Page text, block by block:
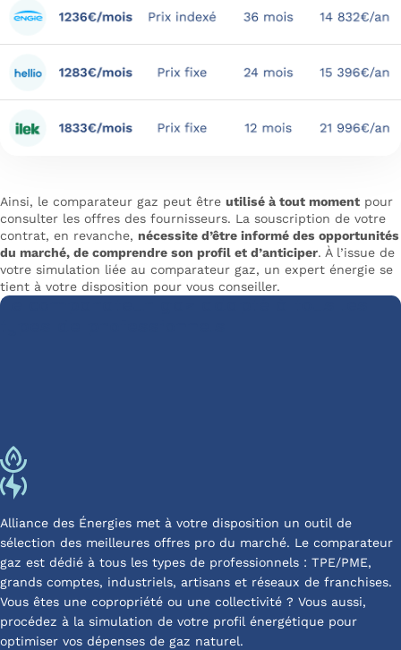
Ainsi, le comparateur gaz peut être utilisé à tout moment pour
consulter les offres des fournisseurs. La souscription de votre
contrat, en revanche, nécessite d’être informé des opportunités
du marché, de comprendre son profil et d’anticiper. À l’issue de
votre simulation liée au comparateur gaz, un expert énergie se
tient à votre disposition pour vous conseiller.
Le comparateur gaz adapté à tous les
Alliance des Énergies met à votre disposition un outil de
sélection des meilleures offres pro du marché. Le comparateur
gaz est dédié à tous les types de professionnels : TPE/PME,
grands comptes, industriels, artisans et réseaux de franchises.
Vous êtes une copropriété ou une collectivité ? Vous aussi,
procédez à la simulation de votre profil énergétique pour
optimiser vos dépenses de gaz naturel.